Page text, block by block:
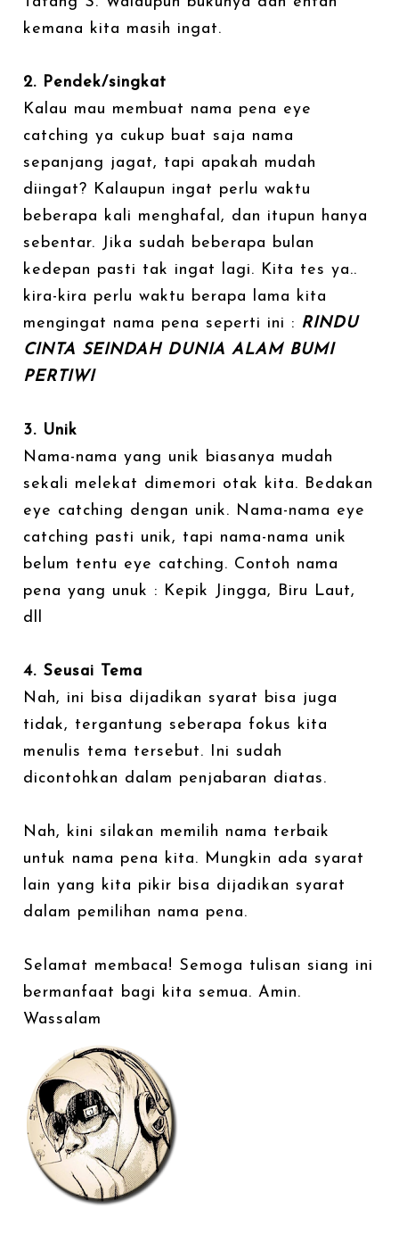
kemana kita masih ingat.
2. Pendek/singkat
Kalau mau membuat nama pena eye
catching ya cukup buat saja nama
sepanjang jagat, tapi apakah mudah
diingat? Kalaupun ingat perlu waktu
beberapa kali menghafal, dan itupun hanya
sebentar. Jika sudah beberapa bulan
kedepan pasti tak ingat lagi. Kita tes ya..
kira-kira perlu waktu berapa lama kita
mengingat nama pena seperti ini : RINDU
CINTA SEINDAH DUNIA ALAM BUMI
PERTIWI
3. Unik
Nama-nama yang unik biasanya mudah
sekali melekat dimemori otak kita. Bedakan
eye catching dengan unik. Nama-nama eye
catching pasti unik, tapi nama-nama unik
belum tentu eye catching. Contoh nama
pena yang unuk : Kepik Jingga, Biru Laut,
dll
4. Seusai Tema
Nah, ini bisa dijadikan syarat bisa juga
tidak, tergantung seberapa fokus kita
menulis tema tersebut. Ini sudah
dicontohkan dalam penjabaran diatas.
Nah, kini silakan memilih nama terbaik
untuk nama pena kita. Mungkin ada syarat
lain yang kita pikir bisa dijadikan syarat
dalam pemilihan nama pena.
Selamat membaca! Semoga tulisan siang ini
bermanfaat bagi kita semua. Amin.
Wassalam